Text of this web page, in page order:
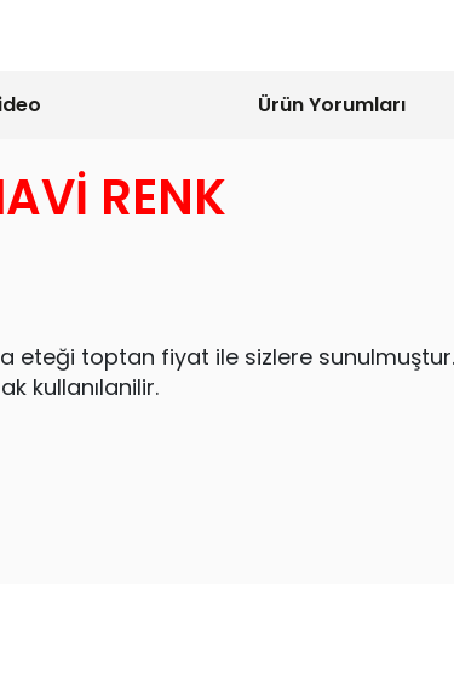
Ürün Yorumları
RENK
eteği toptan fiyat ile sizlere
kullanılanilir.